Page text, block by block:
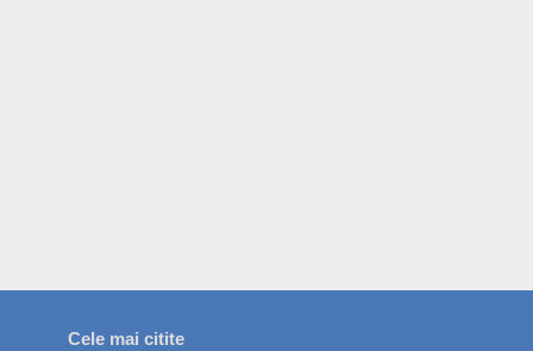
Cele mai citite